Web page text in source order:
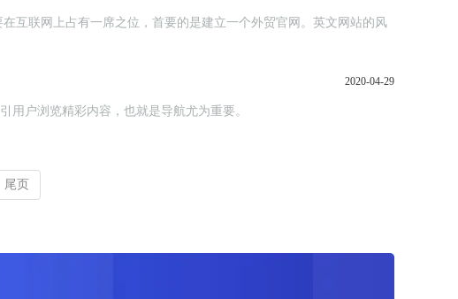
互联网上占有一席之位，首要的是建立一个外贸官网。英文网站的风
2020-04-29
用户浏览精彩内容，也就是导航尤为重要。
尾页